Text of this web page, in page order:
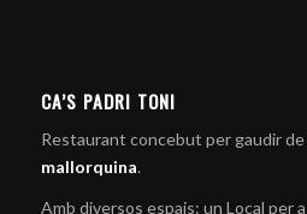
CA’S PADRI TONI
Restaurant concebut per gaudir de
mallorquina.
Amb diversos espais: un Local per